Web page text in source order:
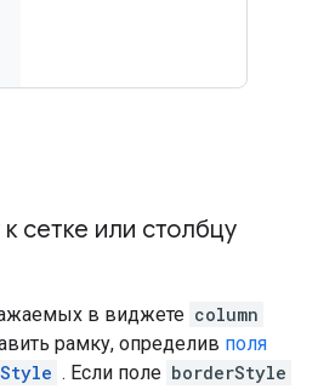
сетке или столбцу
в виджете column
рамку, определив поля
. Если поле borderStyle